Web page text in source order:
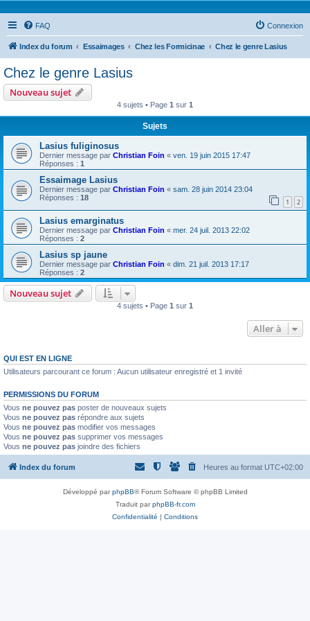
FAQ Connexion
Index du forum Essaimages Chez les Formicinae Chez le genre Lasius
Chez le genre Lasius
Nouveau sujet
4 sujets • Page 1 sur 1
Sujets
Lasius fuliginosus
Dernier message par Christian Foin « ven. 19 juin 2015 17:47
Réponses : 1
Essaimage Lasius
Dernier message par Christian Foin « sam. 28 juin 2014 23:04
Réponses : 18 1 2
Lasius emarginatus
Dernier message par Christian Foin « mer. 24 juil. 2013 22:02
Réponses : 2
Lasius sp jaune
Dernier message par Christian Foin « dim. 21 juil. 2013 17:17
Réponses : 2
Nouveau sujet
4 sujets • Page 1 sur 1
Aller à
QUI EST EN LIGNE
Utilisateurs parcourant ce forum : Aucun utilisateur enregistré et 1 invité
PERMISSIONS DU FORUM
Vous ne pouvez pas poster de nouveaux sujets
Vous ne pouvez pas répondre aux sujets
Vous ne pouvez pas modifier vos messages
Vous ne pouvez pas supprimer vos messages
Vous ne pouvez pas joindre des fichiers
Index du forum Heures au format UTC+02:00
Développé parphpBB® Forum Software © phpBB Limited
Traduit parphpBB-fr.com
Confidentialité | Conditions